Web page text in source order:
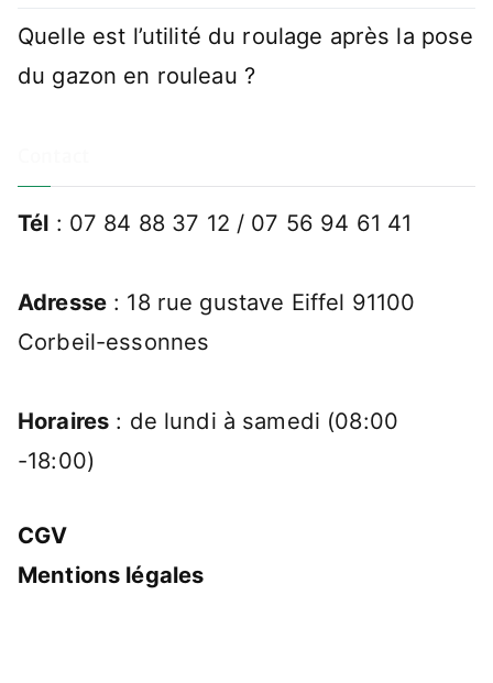
Quelle est l’utilité du roulage après la pose
du gazon en rouleau ?
Tél : 07 84 88 37 12 / 07 56 94 61 41
Adresse : 18 rue gustave Eiffel 91100
Corbeil-essonnes
Horaires : de lundi à samedi (08:00
-18:00)
CGV
Mentions légales